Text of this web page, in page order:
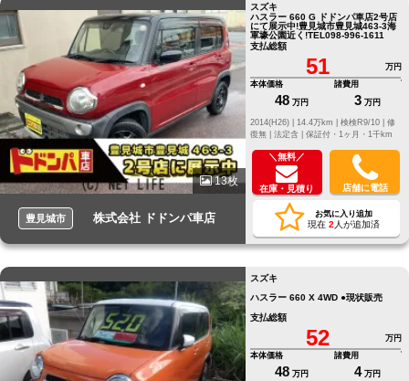
13枚
豊見城市 株式会社 ドドンパ車店
スズキ
ハスラー 660 G ドドンパ車店2号店
にて展示中!豊見城市豊見城463‐3海
軍壕公園近く!TEL098-996-1611
支払総額
51
万円
本体価格
48 万円
諸費用
3 万円
修
復無 | 法定含 | 保証付・1ヶ月・1千km
＼無料／
在庫・見積り 店舗に電話
お気に入り追加
現在 2 人が追加済
スズキ
ハスラー 660 X 4WD ●現状販売
支払総額
52
万円
本体価格
48 万円
諸費用
4 万円